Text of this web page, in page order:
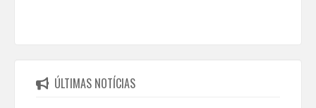
ÚLTIMAS NOTÍCIAS